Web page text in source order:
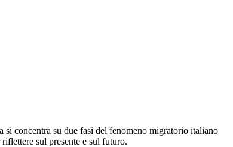
concentra su due fasi del fenomeno migratorio italiano
sul presente e sul futuro.